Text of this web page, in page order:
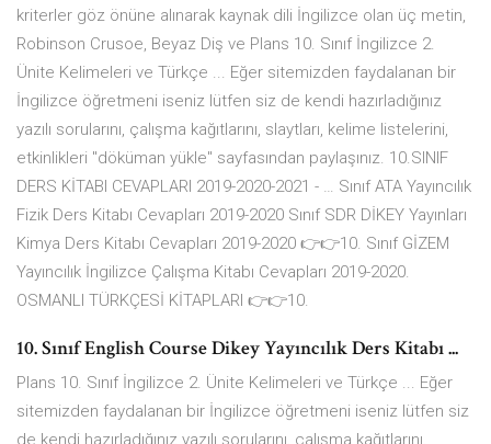
kriterler göz önüne alınarak kaynak dili İngilizce olan üç metin,
Robinson Crusoe, Beyaz Diş ve Plans 10. Sınıf İngilizce 2.
Ünite Kelimeleri ve Türkçe ... Eğer sitemizden faydalanan bir
İngilizce öğretmeni iseniz lütfen siz de kendi hazırladığınız
yazılı sorularını, çalışma kağıtlarını, slaytları, kelime listelerini,
etkinlikleri "döküman yükle" sayfasından paylaşınız. 10.SINIF
DERS KİTABI CEVAPLARI 2019-2020-2021 - … Sınıf ATA Yayıncılık
Fizik Ders Kitabı Cevapları 2019-2020 Sınıf SDR DİKEY Yayınları
Kimya Ders Kitabı Cevapları 2019-2020 👉👉10. Sınıf GİZEM
Yayıncılık İngilizce Çalışma Kitabı Cevapları 2019-2020.
OSMANLI TÜRKÇESİ KİTAPLARI 👉👉10.
10. Sınıf English Course Dikey Yayıncılık Ders Kitabı ...
Plans 10. Sınıf İngilizce 2. Ünite Kelimeleri ve Türkçe ... Eğer
sitemizden faydalanan bir İngilizce öğretmeni iseniz lütfen siz